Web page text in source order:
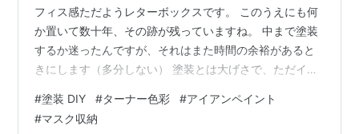
フィス感ただようレターボックスです。 このうえにも何
か置いて数十年、その跡が残っていますね。 中まで塗装
するか迷ったんですが、それはまた時間の余裕があると
きにします（多分しない） 塗装とは大げさで、ただイン
ポンポンたたいていくとアイアン感が出ます。レターボ
ックスにアイアン感が必要かどうかはわかりません。 か
#塗装 DIY #ターナー色彩 #アイアンペイント
#マスク収納